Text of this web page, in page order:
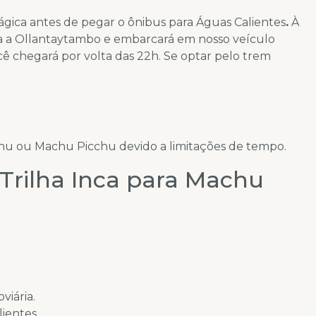
antes de pegar o ônibus para Águas Calientes. À
Ollantaytambo e embarcará em nosso veículo
chegará por volta das 22h. Se optar pelo trem
ou Machu Picchu devido a limitações de tempo.
Inca para Machu